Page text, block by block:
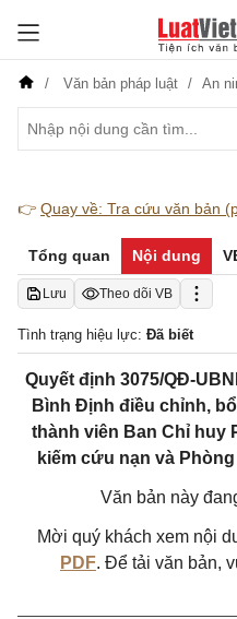
Văn bản pháp luật An
👉 Quay về: Tra cứu văn bản
Tổng quan Nội dung
Lưu Theo dõi VB
Tình trạng hiệu lực: Đã biết
Quyết định 3075/QĐ-
Bình Định điều chỉnh,
thành viên Ban Chỉ huy
kiếm cứu nạn và
Văn bản này
Mời quý khách xem nội
PDF. Để tải văn bản,